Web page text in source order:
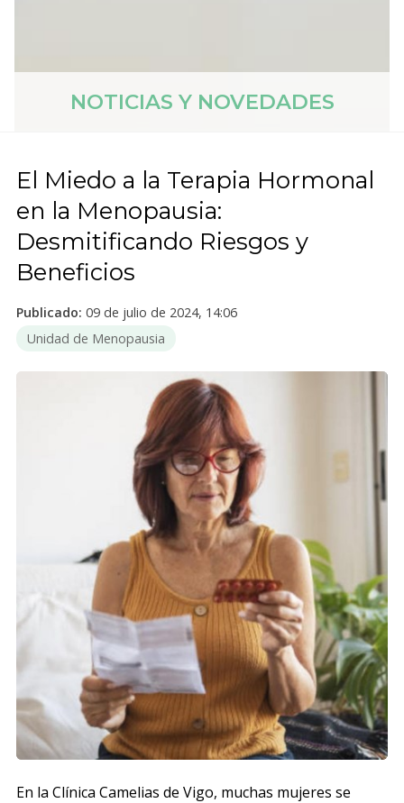
NOTICIAS Y NOVEDADES
El Miedo a la Terapia Hormonal
en la Menopausia:
Desmitificando Riesgos y
Beneficios
Publicado: 09 de julio de 2024, 14:06
Unidad de Menopausia
En la Clínica Camelias de Vigo, muchas mujeres se